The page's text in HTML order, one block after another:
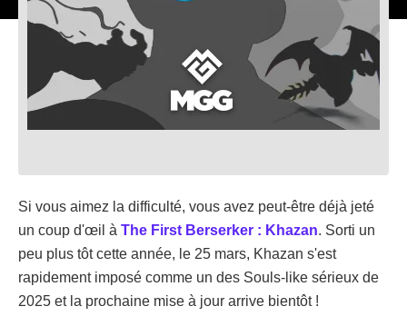
Si vous aimez la difficulté, vous avez peut-être déjà jeté
un coup d'œil à The First Berserker : Khazan. Sorti un
peu plus tôt cette année, le 25 mars, Khazan s'est
rapidement imposé comme un des Souls-like sérieux de
2025 et la prochaine mise à jour arrive bientôt !